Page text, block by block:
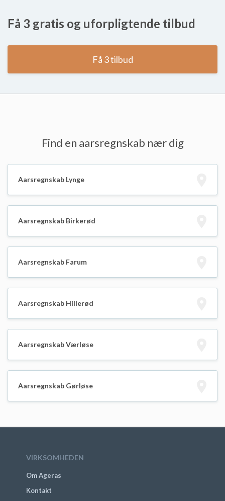
Få 3 gratis og uforpligtende tilbud
Få 3 tilbud
Find en aarsregnskab nær dig
Aarsregnskab Lynge
Aarsregnskab Birkerød
Aarsregnskab Farum
Aarsregnskab Hillerød
Aarsregnskab Værløse
Aarsregnskab Gørløse
VIRKSOMHEDEN
Om Ageras
Kontakt